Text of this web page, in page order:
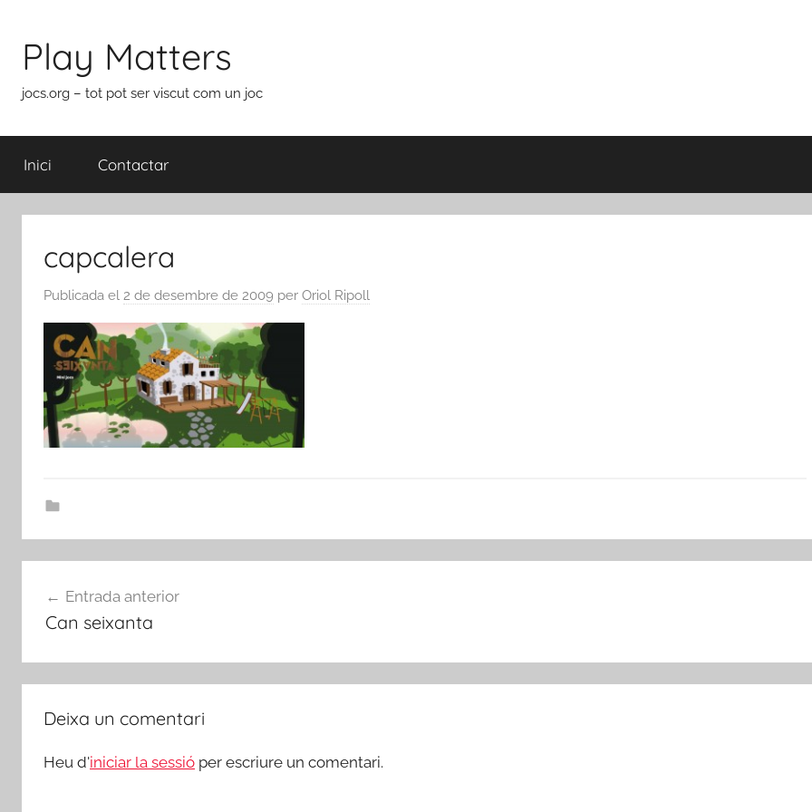
contingut
Play Matters
jocs.org – tot pot ser viscut com un joc
Inici Contactar
capcalera
Publicada el 2 de desembre de 2009 per Oriol Ripoll
d'entrades
Entrada anterior
Can seixanta
Deixa un comentari
Heu d'iniciar la sessió per escriure un comentari.